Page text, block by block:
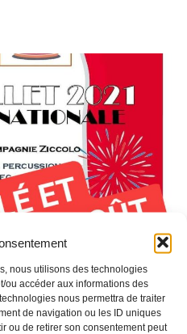
nous utilisons des technologies
ou accéder aux informations des
nous permettra de traiter
de navigation ou les ID uniques
ou de retirer son consentement peut